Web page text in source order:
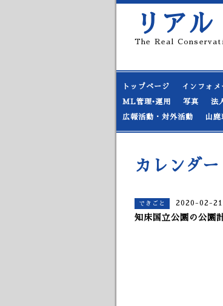
リア
The Real
トップページ インフォメ
ML管理•運用 写真 法
広報活動・対外活動 山鹿
カレンダー
できごと 2020-02-
知床国立公園の公園